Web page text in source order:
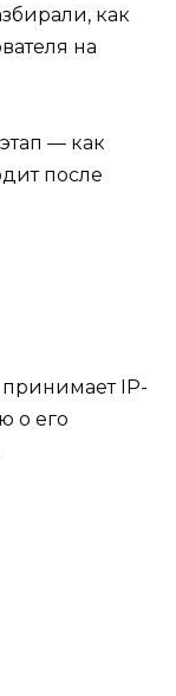
как
на
— как
после
принимает IP-
о его